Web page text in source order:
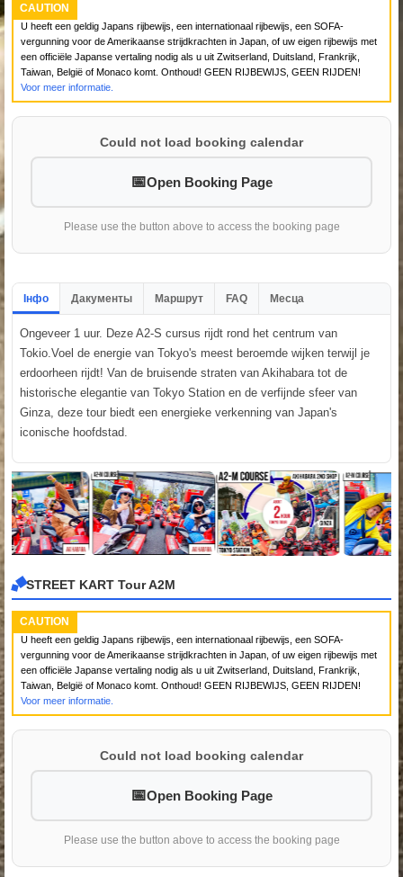
CAUTION
U heeft een geldig Japans rijbewijs, een internationaal rijbewijs, een SOFA-
vergunning voor de Amerikaanse strijdkrachten in Japan, of uw eigen rijbewijs met
een officiële Japanse vertaling nodig als u uit Zwitserland, Duitsland, Frankrijk,
Taiwan, België of Monaco komt. Onthoud! GEEN RIJBEWIJS, GEEN RIJDEN!
Voor meer informatie.
Could not load booking calendar
Open Booking Page
Please use the button above to access the booking page
Інфо Дакументы Маршрут FAQ Месца
Ongeveer 1 uur. Deze A2-S cursus rijdt rond het centrum van
Tokio.Voel de energie van Tokyo's meest beroemde wijken terwijl je
erdoorheen rijdt! Van de bruisende straten van Akihabara tot de
historische elegantie van Tokyo Station en de verfijnde sfeer van
Ginza, deze tour biedt een energieke verkenning van Japan's
iconische hoofdstad.
STREET KART Tour A2M
CAUTION
U heeft een geldig Japans rijbewijs, een internationaal rijbewijs, een SOFA-
vergunning voor de Amerikaanse strijdkrachten in Japan, of uw eigen rijbewijs met
een officiële Japanse vertaling nodig als u uit Zwitserland, Duitsland, Frankrijk,
Taiwan, België of Monaco komt. Onthoud! GEEN RIJBEWIJS, GEEN RIJDEN!
Voor meer informatie.
Could not load booking calendar
Open Booking Page
Please use the button above to access the booking page